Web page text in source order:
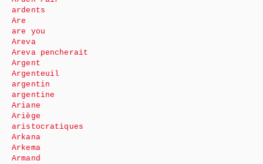
ardents
Are
are you
Areva
Areva pencherait
Argent
Argenteuil
argentin
argentine
Ariane
Ariège
aristocratiques
Arkana
Arkema
Armand